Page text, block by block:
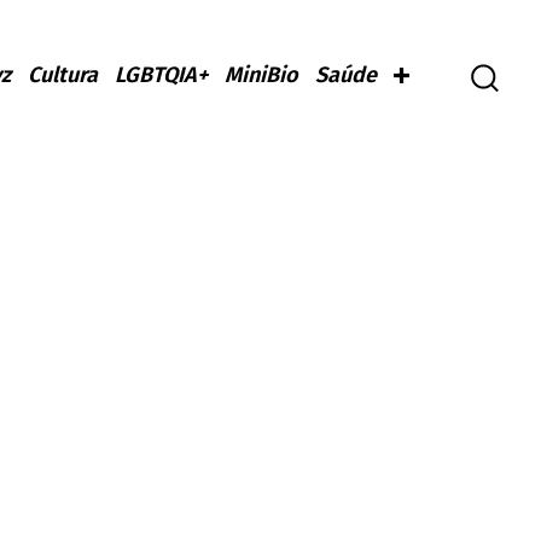
Cultura LGBTQIA+ MiniBio Saúde